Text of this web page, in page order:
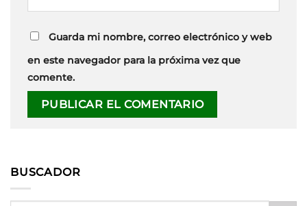
Guarda mi nombre, correo electrónico y web
en este navegador para la próxima vez que
comente.
BUSCADOR